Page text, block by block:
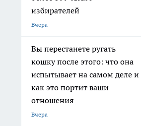
избирателей
Вчера
Вы перестанете ругать
кошку после этого: что она
испытывает на самом деле и
как это портит ваши
отношения
Вчера